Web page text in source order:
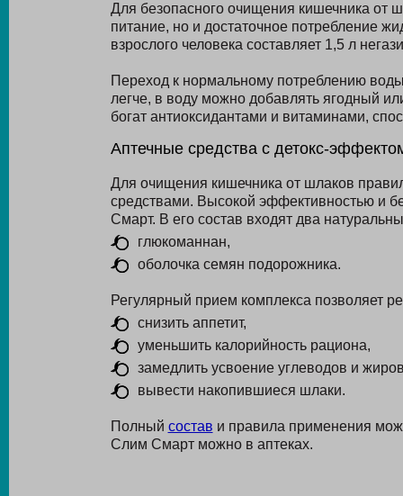
Для безопасного очищения кишечника от
питание, но и достаточное потребление
взрослого человека составляет 1,5 л
Переход к нормальному потреблению
легче, в воду можно добавлять ягодный
богат антиоксидантами и витаминами,
Аптечные средства с детокс-
Для очищения кишечника от шлаков
средствами. Высокой эффективностью и
Смарт. В его состав входят два
глюкоманнан,
оболочка семян подорожника.
Регулярный прием комплекса позволяет
снизить аппетит,
уменьшить калорийность рациона,
замедлить усвоение углеводов и
вывести накопившиеся шлаки.
Полный состав и правила применения
Слим Смарт можно в аптеках.